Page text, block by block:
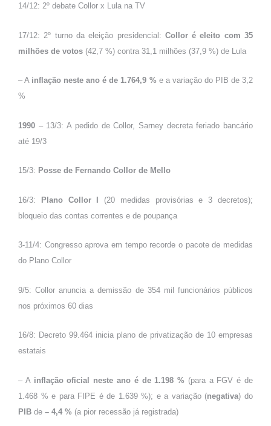
14/12: 2º debate Collor x Lula na TV
17/12: 2º turno da eleição presidencial: Collor é eleito com 35
milhões de votos (42,7 %) contra 31,1 milhões (37,9 %) de Lula
– A inflação neste ano é de 1.764,9 % e a variação do PIB de 3,2
%
1990 – 13/3: A pedido de Collor, Sarney decreta feriado bancário
até 19/3
15/3: Posse de Fernando Collor de Mello
16/3: Plano Collor I (20 medidas provisórias e 3 decretos);
bloqueio das contas correntes e de poupança
3-11/4: Congresso aprova em tempo recorde o pacote de medidas
do Plano Collor
9/5: Collor anuncia a demissão de 354 mil funcionários públicos
nos próximos 60 dias
16/8: Decreto 99.464 inicia plano de privatização de 10 empresas
estatais
– A inflação oficial neste ano é de 1.198 % (para a FGV é de
1.468 % e para FIPE é de 1.639 %); e a variação (negativa) do
PIB de – 4,4 % (a pior recessão já registrada)